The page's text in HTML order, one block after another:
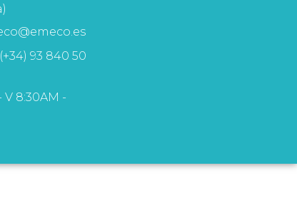
(+34) 93 840 50
V 8:30AM -